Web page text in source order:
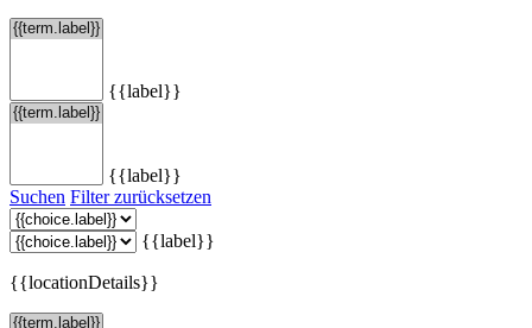
{{label}}
{{label}}
Suchen Filter zurücksetzen
{{label}}
{{locationDetails}}